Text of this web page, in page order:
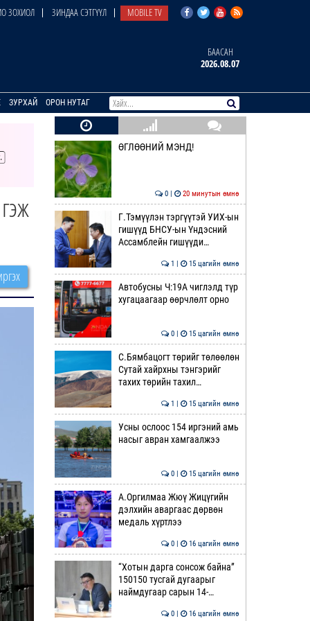
ЗОХИОЛ ЗИНДАА СЭТГҮҮЛ MOBILE TV
БААСАН
2026.08.07
ЗУРХАЙ ОРОН НУТАГ
ӨГЛӨӨНИЙ МЭНД!
0 | 20 минутын өмнө
Г.Тэмүүлэн тэргүүтэй УИХ-ын
гишүүд БНСУ-ын Үндэсний
Ассамблейн гишүүди…
1 | 15 цагийн өмнө
Автобусны Ч:19А чиглэлд түр
хугацаагаар өөрчлөлт орно
0 | 15 цагийн өмнө
С.Бямбацогт төрийг төлөөлөн
Сутай хайрхны тэнгэрийг
тахих төрийн тахил…
1 | 15 цагийн өмнө
Усны ослоос 154 иргэний амь
насыг авран хамгаалжээ
0 | 15 цагийн өмнө
А.Оргилмаа Жюү Жицүгийн
дэлхийн аваргаас дөрвөн
медаль хүртлээ
0 | 16 цагийн өмнө
“Хотын дарга сонсож байна”
150150 тусгай дугаарыг
наймдугаар сарын 14-…
0 | 16 цагийн өмнө